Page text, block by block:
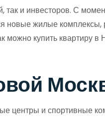
и инвесторов. С
новые жилые
купить квартиру в
центры и спортивные